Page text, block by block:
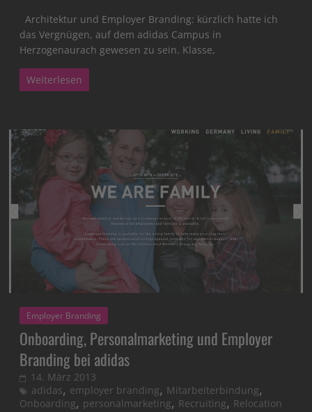
Architektur und Employer Branding: kürzlich hatte ich
das Vergnügen, auf dem adidas Campus in
Herzogenaurach gewesen zu sein. Klasse,
Weiterlesen
Employer Branding
Onboarding, Personalmarketing und Employer
Branding bei adidas
14. März 2013
adidas, employer branding, Mitarbeiterbindung,
Onboarding, personalmarketing, Recruiting, Relocation